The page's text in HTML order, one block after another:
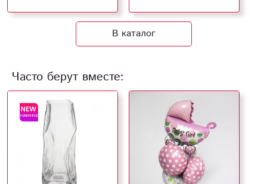
В каталог
Часто берут вместе: